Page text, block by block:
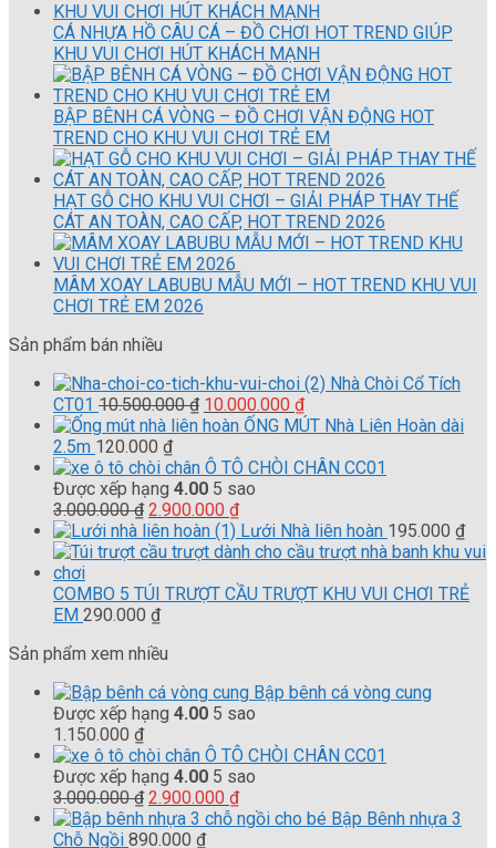
CÁ NHỰA HỒ CÂU CÁ – ĐỒ CHƠI HOT TREND GIÚP
KHU VUI CHƠI HÚT KHÁCH MẠNH
BẬP BÊNH CÁ VÒNG – ĐỒ CHƠI VẬN ĐỘNG HOT
TREND CHO KHU VUI CHƠI TRẺ EM
HẠT GỖ CHO KHU VUI CHƠI – GIẢI PHÁP THAY THẾ
CÁT AN TOÀN, CAO CẤP, HOT TREND 2026
MÂM XOAY LABUBU MẪU MỚI – HOT TREND KHU VUI
CHƠI TRẺ EM 2026
Sản phẩm bán nhiều
Nhà Chòi Cổ Tích
CT01 10.500.000₫ Giá
gốc
10.500.000 ₫.
10.000.000 ₫Giá
hiện
là:
ỐNG MÚT Nhà Liên Hoàn dài
2.5m 120.000 ₫
Ô TÔ CHÒI CHÂN CC01
Được xếp hạng 4.00 5 sao
3.000.000₫ Giá
gốc
là:
2.900.000 ₫Giá
hiện
tại
2.900.000 ₫.
Lưới Nhà liên hoàn 195.000 ₫
COMBO 5 TÚI TRƯỢT CẦU TRƯỢT KHU VUI CHƠI TRẺ
EM 290.000 ₫
Sản phẩm xem nhiều
Bập bênh cá vòng cung
Được xếp hạng 4.00 5 sao
1.150.000 ₫
Ô TÔ CHÒI CHÂN CC01
Được xếp hạng 4.00 5 sao
3.000.000₫ Giá
gốc
là:
2.900.000 ₫Giá
hiện
Bập Bênh nhựa 3
Chỗ Ngồi 890.000 ₫